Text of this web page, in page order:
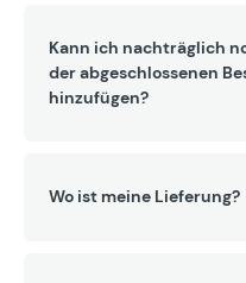
Kann ich nachträglich
der abgeschlossenen
hinzufügen?
Wo ist meine Lieferung?